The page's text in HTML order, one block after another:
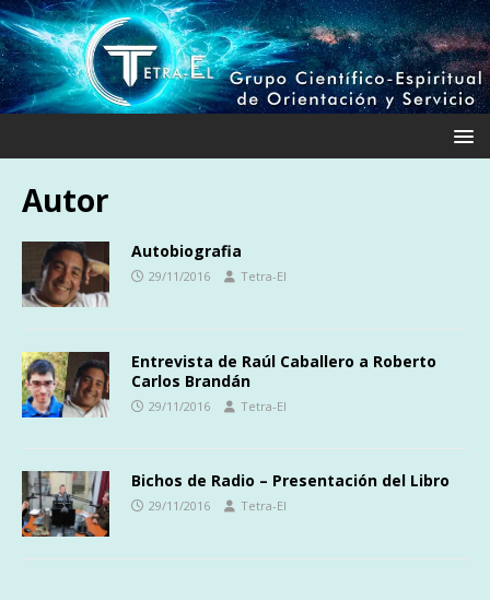
Autor
Autobiografia
29/11/2016 Tetra-El
Entrevista de Raúl Caballero a Roberto
Carlos Brandán
29/11/2016 Tetra-El
Bichos de Radio – Presentación del Libro
29/11/2016 Tetra-El